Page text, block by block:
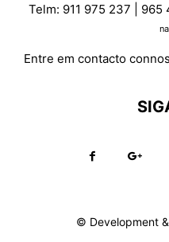
Telm: 911 975 237 | 965
Entre em contacto
© Development